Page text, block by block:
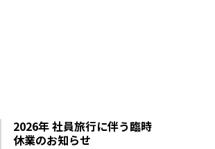
2026年 社員旅行に伴う臨時
休業のお知らせ